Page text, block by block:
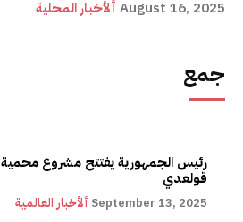
ألأخبار المحلية August 16, 2025
جمع
رئيس الجمهورية يفتتح مشروع محمية
قولعدي
ألأخبار العالمية September 13, 2025